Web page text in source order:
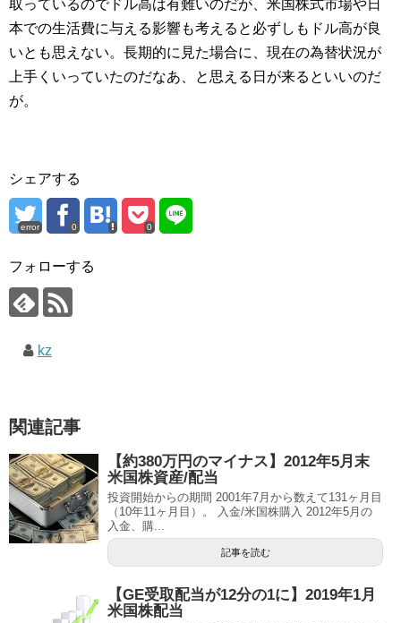
取っているのでドル高は有難いのだが、米国株式市場や日
本での生活費に与える影響も考えると必ずしもドル高が良
いとも思えない。長期的に見た場合に、現在の為替状況が
上手くいっていたのだなあ、と思える日が来るといいのだ
が。
シェアする
error 0 0
フォローする
kz
関連記事
【約380万円のマイナス】2012年5月末
米国株資産/配当
投資開始からの期間 2001年7月から数えて131ヶ月目
（10年11ヶ月目）。 入金/米国株購入 2012年5月の
入金、購...
記事を読む
【GE受取配当が12分の1に】2019年1月
米国株配当